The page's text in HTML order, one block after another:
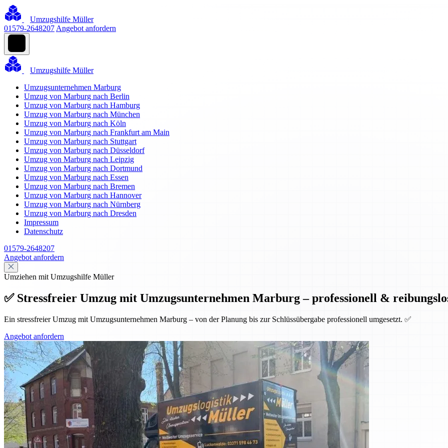
Umzugshilfe Müller
01579-2648207 Angebot anfordern
Umzugshilfe Müller
Umzugsunternehmen Marburg
Umzug von Marburg nach Berlin
Umzug von Marburg nach Hamburg
Umzug von Marburg nach München
Umzug von Marburg nach Köln
Umzug von Marburg nach Frankfurt am Main
Umzug von Marburg nach Stuttgart
Umzug von Marburg nach Düsseldorf
Umzug von Marburg nach Leipzig
Umzug von Marburg nach Dortmund
Umzug von Marburg nach Essen
Umzug von Marburg nach Bremen
Umzug von Marburg nach Hannover
Umzug von Marburg nach Nürnberg
Umzug von Marburg nach Dresden
Impressum
Datenschutz
01579-2648207
Angebot anfordern
Umziehen mit Umzugshilfe Müller
✅ Stressfreier Umzug mit Umzugsunternehmen Marburg – professionell &
Ein stressfreier Umzug mit Umzugsunternehmen Marburg – von der Planung bis zur Schlüssübergabe professionell umgesetzt. ✅
Angebot anfordern